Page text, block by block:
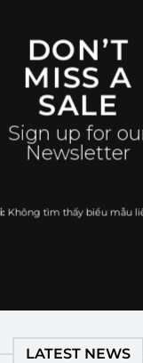
DON’T
MISS A
SALE
Sign up for
Newsletter
Không tìm thấy biểu mẫu
LATEST NEWS